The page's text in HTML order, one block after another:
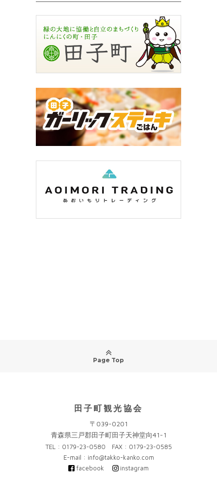
Page Top
田子町観光協会
〒039-0201
青森県三戸郡田子町田子天神堂向41-1
TEL : 0179-23-0580 FAX : 0179-23-0585
E-mail : info@takko-kanko.com
facebook
instagram